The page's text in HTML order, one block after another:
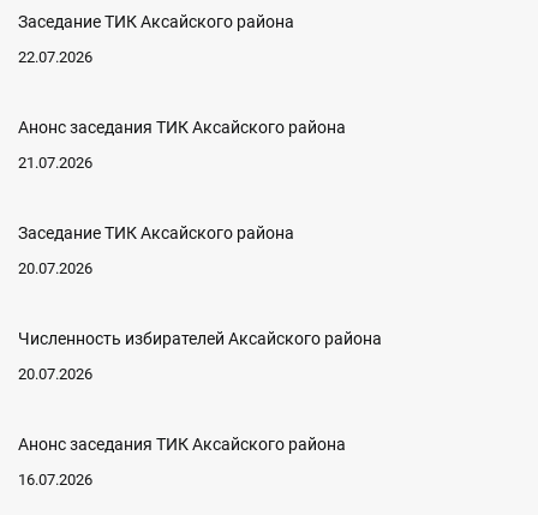
Заседание ТИК Аксайского района
22.07.2026
Анонс заседания ТИК Аксайского района
21.07.2026
Заседание ТИК Аксайского района
20.07.2026
Численность избирателей Аксайского района
20.07.2026
Анонс заседания ТИК Аксайского района
16.07.2026